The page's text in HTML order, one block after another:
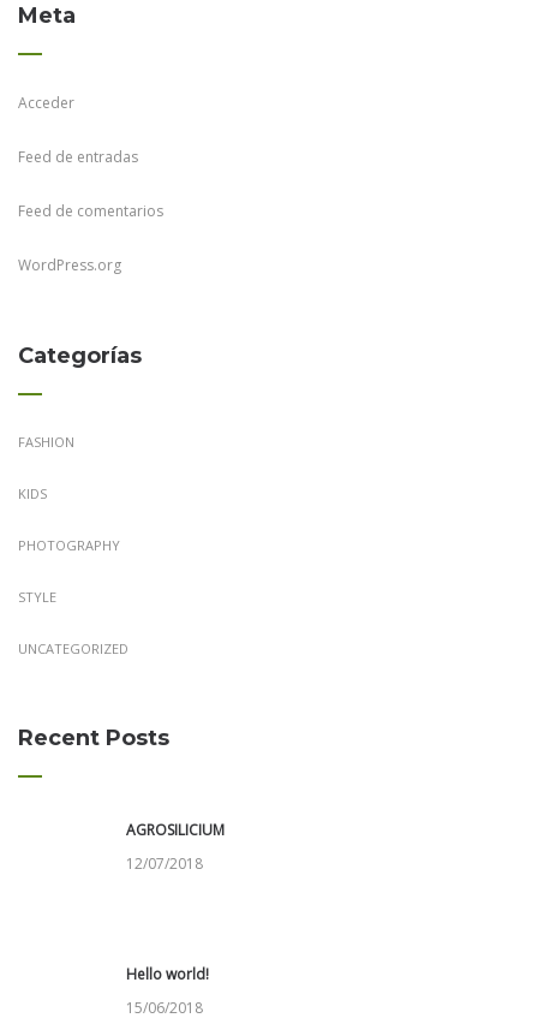
Meta
Acceder
Feed de entradas
Feed de comentarios
WordPress.org
Categorías
FASHION
KIDS
PHOTOGRAPHY
STYLE
UNCATEGORIZED
Recent Posts
AGROSILICIUM
12/07/2018
Hello world!
15/06/2018